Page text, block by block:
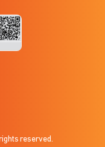
reserved.